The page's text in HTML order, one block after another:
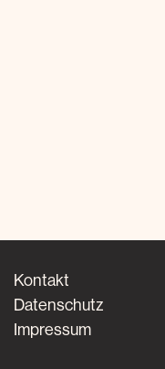
Kontakt
Datenschutz
Impressum